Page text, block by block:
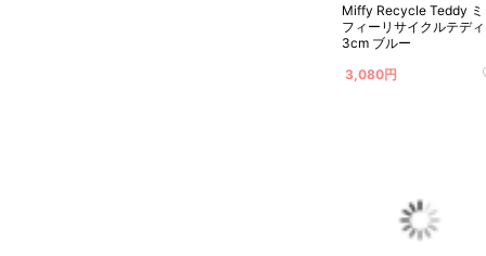
Miffy Recycle Teddy ミッ
フィーリサイクルテデ
3cm ブルー
3,080円